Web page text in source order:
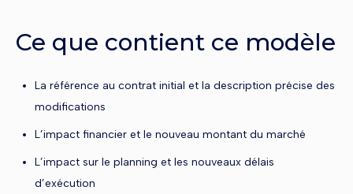
Ce que contient ce modèle
La référence au contrat initial et la description précise des
modifications
L’impact financier et le nouveau montant du marché
L’impact sur le planning et les nouveaux délais
d’exécution